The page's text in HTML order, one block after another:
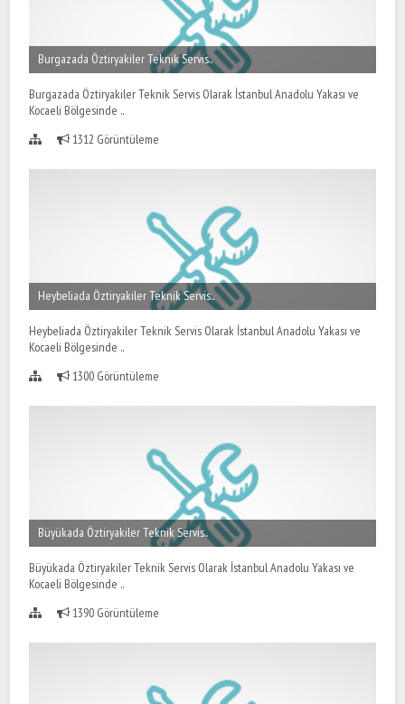
Burgazada Öztiryakiler Teknik Servis..
Burgazada Öztiryakiler Teknik Servis Olarak İstanbul Anadolu Yakası ve
Kocaeli Bölgesinde ..
1312 Görüntüleme
Heybeliada Öztiryakiler Teknik Servis..
Heybeliada Öztiryakiler Teknik Servis Olarak İstanbul Anadolu Yakası ve
Kocaeli Bölgesinde ..
1300 Görüntüleme
Büyükada Öztiryakiler Teknik Servis..
Büyükada Öztiryakiler Teknik Servis Olarak İstanbul Anadolu Yakası ve
Kocaeli Bölgesinde ..
1390 Görüntüleme